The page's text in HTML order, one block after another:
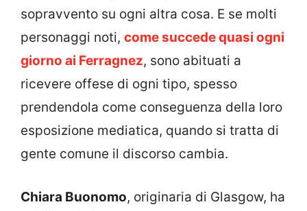
sopravvento su ogni altra cosa. E se molti
personaggi noti, come succede quasi ogni
giorno ai Ferragnez, sono abituati a
ricevere offese di ogni tipo, spesso
prendendola come conseguenza della loro
esposizione mediatica, quando si tratta di
gente comune il discorso cambia.
Chiara Buonomo, originaria di Glasgow, ha